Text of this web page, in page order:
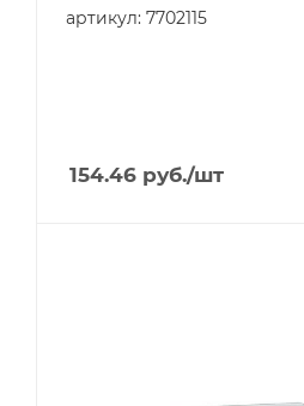
артикул: 7702115
154.46 руб./шт